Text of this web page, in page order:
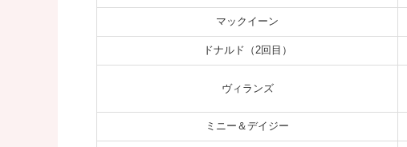
マックイーン
ドナルド（2回目）
ヴィランズ
ミニー＆デイジー